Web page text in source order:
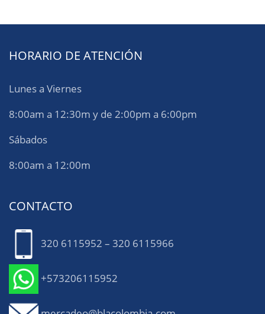
HORARIO DE ATENCIÓN
Lunes a Viernes
8:00am a 12:30m y de 2:00pm a 6:00pm
Sábados
8:00am a 12:00m
CONTACTO
320 6115952 – 320 6115966
+573206115952